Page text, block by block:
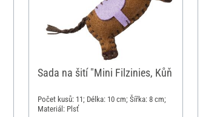
Sada na šití "Mini Filzinies, Kůň
Počet kusů: 11; Délka: 10 cm; Šířka: 8 cm;
Materiál: Plsť